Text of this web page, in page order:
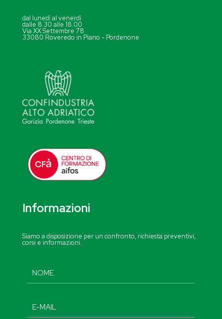
dal lunedì al venerdì
dalle 8.30 alle 18.00
Via XX Settembre 78
33080 Roveredo in Piano - Pordenone
Informazioni
Siamo a disposizione per un confronto, richiesta preventivi,
corsi e informazioni.